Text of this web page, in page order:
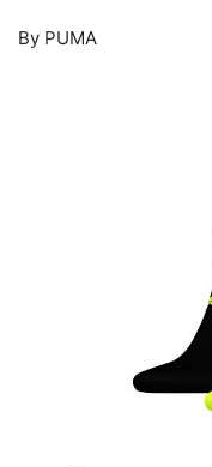
By PUMA